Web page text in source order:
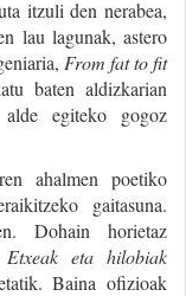
itzuli den nerabea,
lau lagunak, astero
From fat to fit
baten aldizkarian
alde egiteko gogoz
ahalmen poetiko
gaitasuna.
Dohain horietaz
Etxeak eta hilobiak
Baina ofizioak